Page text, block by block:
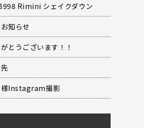
Rimini シェイクダウン
知らせ
とうございます！！
様Instagram撮影